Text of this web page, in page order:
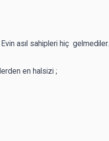
asıl sahipleri hiç gelmediler.
en halsizi ;